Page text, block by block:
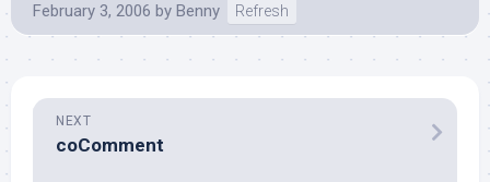
February 3, 2006 by Benny Refresh
NEXT
coComment